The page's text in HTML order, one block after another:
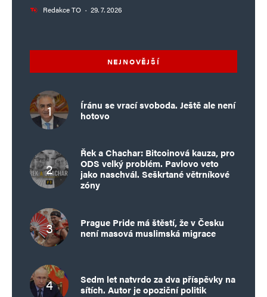
Redakce TO · 29. 7. 2026
NEJNOVĚJŠÍ
Íránu se vrací svoboda. Ještě ale není
hotovo
Řek a Chachar: Bitcoinová kauza, pro
ODS velký problém. Pavlovo veto
jako naschvál. Seškrtané větrníkové
zóny
Prague Pride má štěstí, že v Česku
není masová muslimská migrace
Sedm let natvrdo za dva příspěvky na
sítích. Autor je opoziční politik